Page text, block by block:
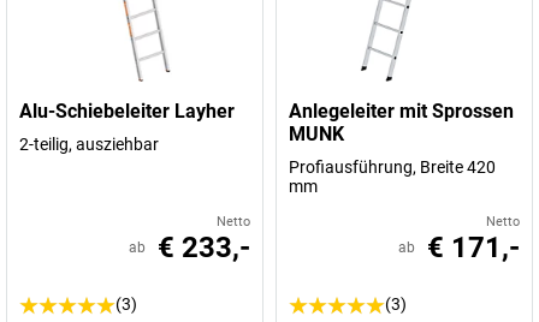
Alu-Schiebeleiter Layher
2-teilig, ausziehbar
Netto
ab € 233,-
(3)
Anlegeleiter mit Sprossen
MUNK
Profiausführung, Breite 420
mm
Netto
ab € 171,-
(3)